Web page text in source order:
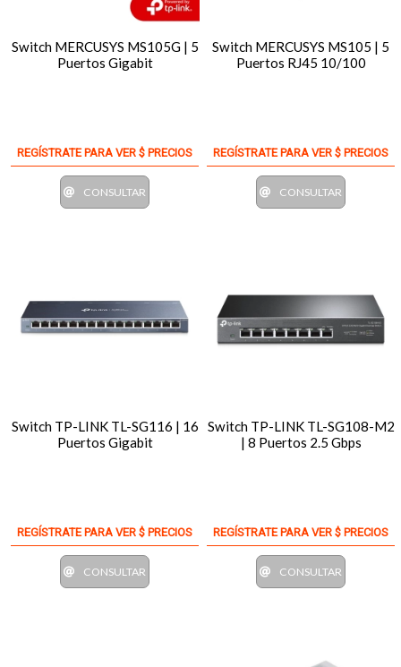
Switch MERCUSYS MS105G | 5
Puertos Gigabit
REGÍSTRATE PARA VER $ PRECIOS
CONSULTAR
Switch MERCUSYS MS105 | 5
Puertos RJ45 10/100
REGÍSTRATE PARA VER $ PRECIOS
CONSULTAR
Switch TP-LINK TL-SG116 | 16
Puertos Gigabit
REGÍSTRATE PARA VER $ PRECIOS
CONSULTAR
Switch TP-LINK TL-SG108-M2
| 8 Puertos 2.5 Gbps
REGÍSTRATE PARA VER $ PRECIOS
CONSULTAR